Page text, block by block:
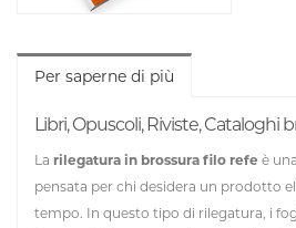
Per saperne di più
Libri, Opuscoli, Riviste, Cataloghi
La rilegatura in brossura filo refe è
pensata per chi desidera un prodotto
tempo. In questo tipo di rilegatura, i